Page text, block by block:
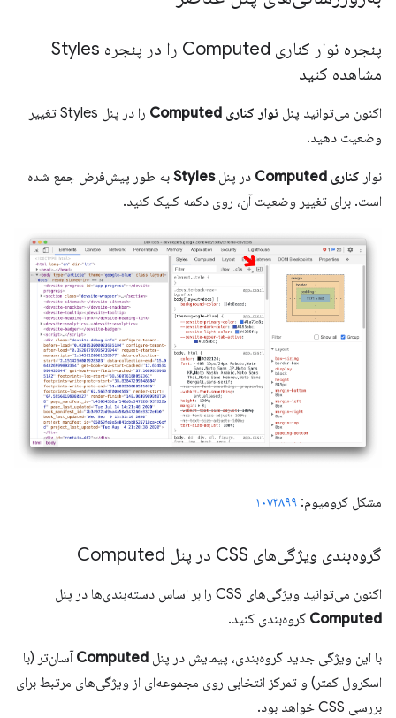
پنجره نوار کناری Computed را در پنجره Styles
مشاهده کنید
اکنون می‌توانید پنل نوار کناری Computed
را در پنل Styles تغییر
وضعیت دهید.
نوار کناری Computed در پنلStyles به طور پیش‌فرض جمع شده
است. برای تغییر وضعیت آن، روی دکمه کلیک کنید.
مشکل کرومیوم: ۱۰۷۳۸۹۹
گروه‌بندی ویژگی‌های CSS در پنل Computed
اکنون می‌توانید ویژگی‌های CSS را بر اساس دسته‌بندی‌ها در پنل
Computed گروه‌بندی کنید.
با این ویژگی جدید گروه‌بندی، پیمایش در پنل Computed آسان‌تر (با
اسکرول کمتر) و تمرکز انتخابی روی مجموعه‌ای از ویژگی‌های مرتبط برای
بررسی CSS خواهد بود.